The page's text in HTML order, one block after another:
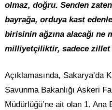
olmaz, doğru. Senden
bayrağa, orduya kast
birisinin ağzına alacağı ne
milliyetçiliktir, sadece zillet
Açıklamasında, Sakarya’da
Savunma Bakanlığı Askeri
Müdürlüğü’ne ait olan 1. Ana